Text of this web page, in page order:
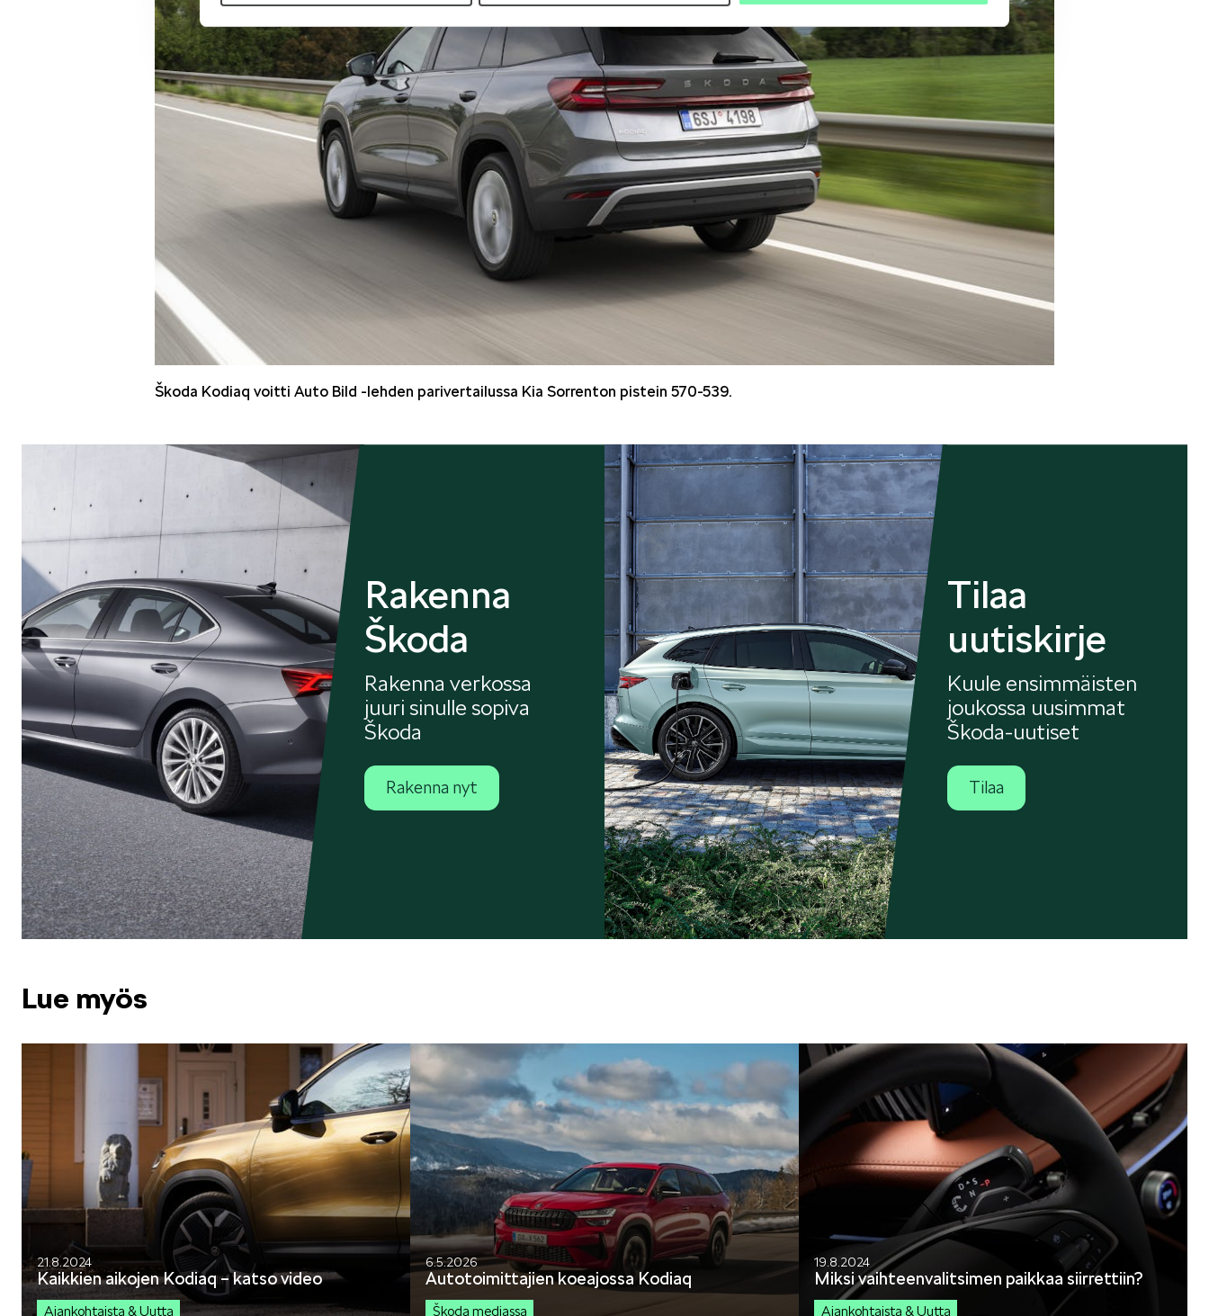
Škoda Kodiaq voitti Auto Bild -lehden parivertailussa Kia Sorrenton pistein 570-539.
Rakenna
Škoda
Rakenna verkossa
juuri sinulle sopiva
Škoda
Rakenna nyt
Tilaa
uutiskirje
Kuule ensimmäisten
joukossa uusimmat
Škoda-uutiset
Tilaa
Lue myös
21.8.2024
Kaikkien aikojen Kodiaq – katso video
Ajankohtaista & Uutta
6.5.2026
Autotoimittajien koeajossa Kodiaq
Škoda mediassa
19.8.2024
Miksi vaihteenvalitsimen paikkaa siirrettiin?
Ajankohtaista & Uutta